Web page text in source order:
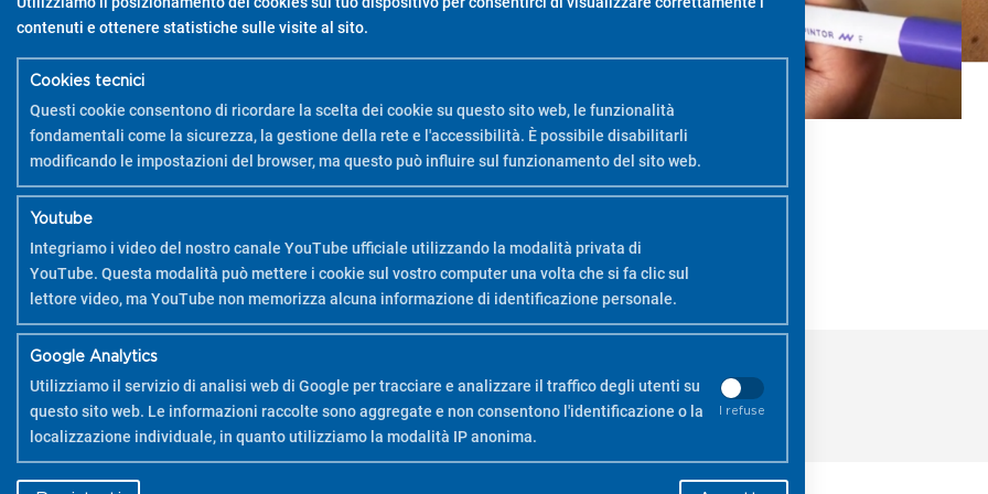
contenuti e ottenere statistiche sulle visite al sito.
Cookies tecnici
Questi cookie consentono di ricordare la scelta dei cookie su questo sito web, le funzionalità
fondamentali come la sicurezza, la gestione della rete e l'accessibilità. È possibile disabilitarli
modificando le impostazioni del browser, ma questo può influire sul funzionamento del sito web.
Youtube
Integriamo i video del nostro canale YouTube ufficiale utilizzando la modalità privata di
YouTube. Questa modalità può mettere i cookie sul vostro computer una volta che si fa clic sul
lettore video, ma YouTube non memorizza alcuna informazione di identificazione personale.
Google Analytics
Utilizziamo il servizio di analisi web di Google per tracciare e analizzare il traffico degli utenti su
questo sito web. Le informazioni raccolte sono aggregate e non consentono l'identificazione o la
localizzazione individuale, in quanto utilizziamo la modalità IP anonima.
I refuse